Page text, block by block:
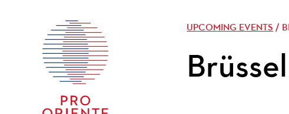
UPCOMING EVENTS /